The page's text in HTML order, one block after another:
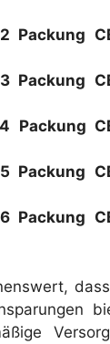
Packung
Packung
Packung
Packung
Packung